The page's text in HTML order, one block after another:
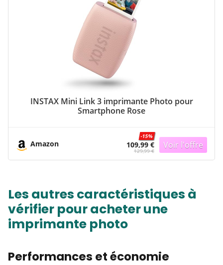
INSTAX Mini Link 3 imprimante Photo pour
Smartphone Rose
Amazon 109,99 €
-15%
129,99 €
Les autres caractéristiques à
vérifier pour acheter une
imprimante photo
Performances et économie